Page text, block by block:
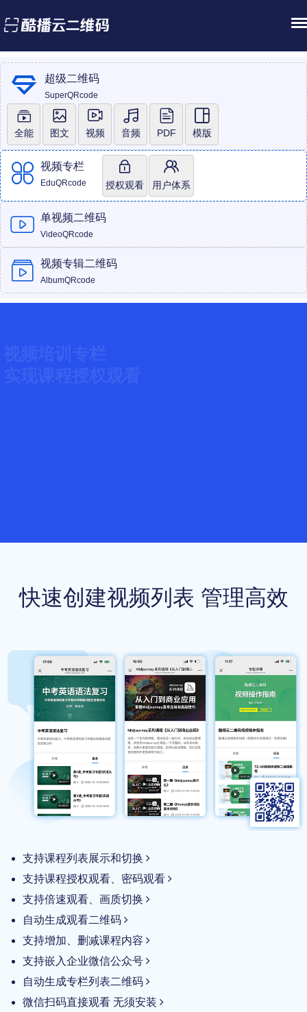
超级二维码
SuperQRcode
全能 图文 视频 音频 PDF 模版
视频专栏
EduQRcode 授权观看 用户体系
单视频二维码
VideoQRcode
视频专辑二维码
AlbumQRcode
快速创建视频列表 管理高效
支持课程列表展示和切换
支持课程授权观看、密码观看
支持倍速观看、画质切换
自动生成观看二维码
支持增加、删减课程内容
支持嵌入企业微信公众号
自动生成专栏列表二维码
微信扫码直接观看 无须安装